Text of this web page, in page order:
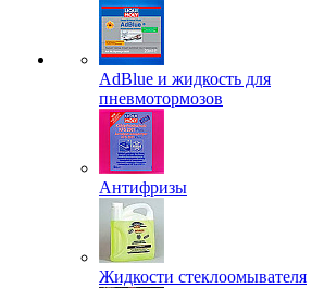
AdBlue и жидкость для
пневмотормозов
Антифризы
Жидкости стеклоомывателя